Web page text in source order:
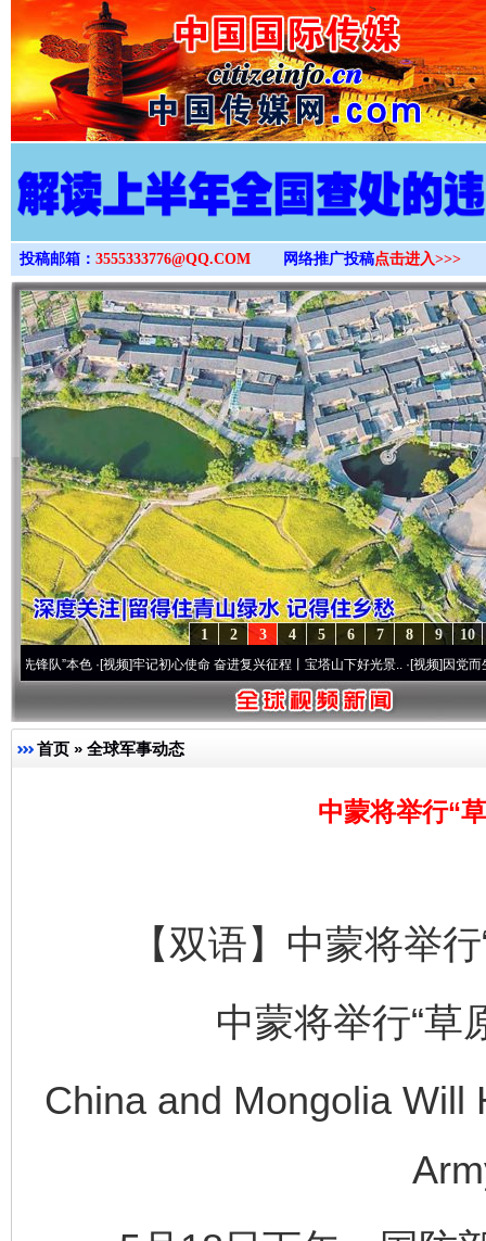
>
投稿邮箱： 3555333776@QQ.COM 网络推广投稿点击进入>>>
10
9
8
7
6
5
4
3
2
1
本色·[视频]牢记初心使命 奋进复兴征程丨宝塔山下好光景..·[视频]因党而生 为党
首页 » 全球军事动态
中蒙将举行“
【双语】中蒙将举行“
中蒙将举行“草
China and Mongolia Will